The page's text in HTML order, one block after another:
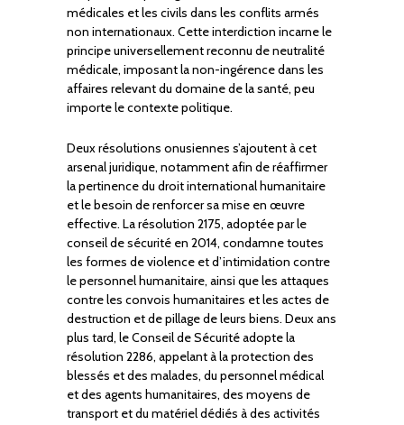
médicales et les civils dans les conflits armés
non internationaux. Cette interdiction incarne le
principe universellement reconnu de neutralité
médicale, imposant la non-ingérence dans les
affaires relevant du domaine de la santé, peu
importe le contexte politique.
Deux résolutions onusiennes s’ajoutent à cet
arsenal juridique, notamment afin de réaffirmer
la pertinence du droit international humanitaire
et le besoin de renforcer sa mise en œuvre
effective. La résolution 2175, adoptée par le
conseil de sécurité en 2014, condamne toutes
les formes de violence et d’intimidation contre
le personnel humanitaire, ainsi que les attaques
contre les convois humanitaires et les actes de
destruction et de pillage de leurs biens. Deux ans
plus tard, le Conseil de Sécurité adopte la
résolution 2286, appelant à la protection des
blessés et des malades, du personnel médical
et des agents humanitaires, des moyens de
transport et du matériel dédiés à des activités